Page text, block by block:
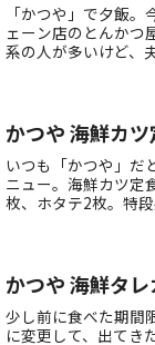
「かつや」で夕飯
ェーン店のとんかつ
系の人が多いけど、
かつや 海鮮カ
いつも「かつや」だ
ニュー。海鮮カツ定
枚、ホタテ2枚。特段
かつや 海鮮タ
少し前に食べた期間
に変更して、出てき